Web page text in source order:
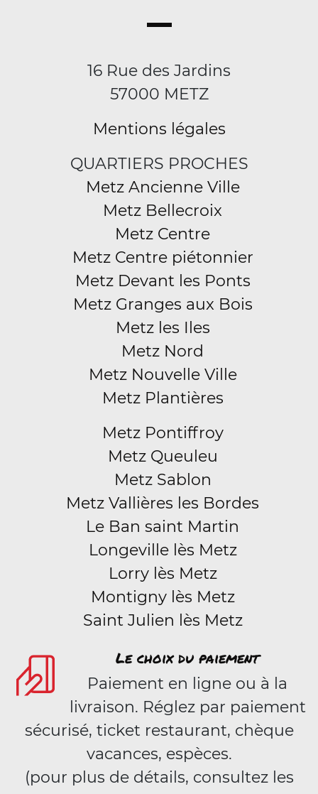
16 Rue des Jardins
57000 METZ
Mentions légales
QUARTIERS PROCHES
Metz Ancienne Ville
Metz Bellecroix
Metz Centre
Metz Centre piétonnier
Metz Devant les Ponts
Metz Granges aux Bois
Metz les Iles
Metz Nord
Metz Nouvelle Ville
Metz Plantières
Metz Pontiffroy
Metz Queuleu
Metz Sablon
Metz Vallières les Bordes
Le Ban saint Martin
Longeville lès Metz
Lorry lès Metz
Montigny lès Metz
Saint Julien lès Metz
Le choix du paiement
Paiement en ligne ou à la
livraison. Réglez par paiement
sécurisé, ticket restaurant, chèque
vacances, espèces.
(pour plus de détails, consultez les